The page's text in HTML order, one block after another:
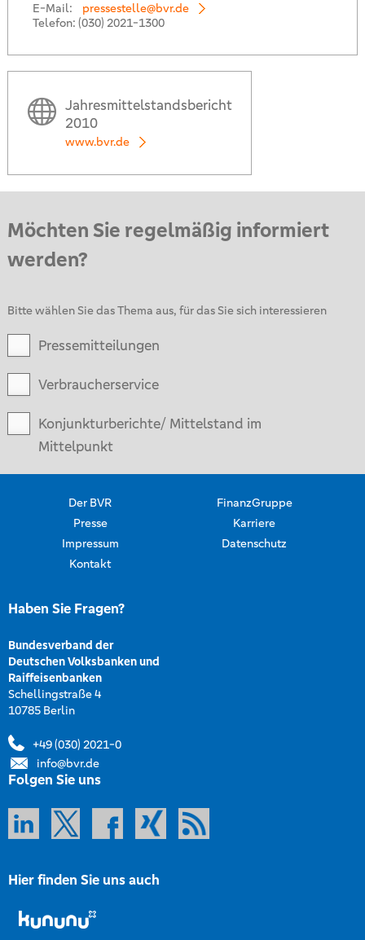
E-Mail:
pressestelle@bvr.de
Telefon: (030) 2021-1300
Jahresmittelstandsbericht
2010
www.bvr.de
Möchten Sie regelmäßig informiert
werden?
Bitte wählen Sie das Thema aus, für das Sie sich interessieren
Pressemitteilungen
Verbraucherservice
Konjunkturberichte/ Mittelstand im
Mittelpunkt
Der BVR
FinanzGruppe
Presse
Karriere
Impressum
Datenschutz
Kontakt
Haben Sie Fragen?
Bundesverband der
Deutschen Volksbanken und
Raiffeisenbanken
Schellingstraße 4
10785 Berlin
+49 (030) 2021-0
info@bvr.de
Folgen Sie uns
Hier finden Sie uns auch